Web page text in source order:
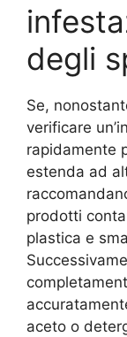
degli
Se,
verificare
rapidamente
estenda ad
prodotti
plastica e
aceto o